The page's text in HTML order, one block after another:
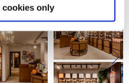
data is processed
details section.
content and ads, to
to analyse our traffic.
your use of our site with
cookies only